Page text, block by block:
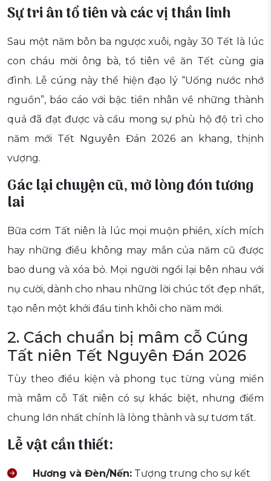
Sự tri ân tổ tiên và các vị thần linh
Sau một năm bôn ba ngược xuôi, ngày 30 Tết là lúc
con cháu mời ông bà, tổ tiên về ăn Tết cùng gia
đình. Lễ cúng này thể hiện đạo lý “Uống nước nhớ
nguồn”, báo cáo với bậc tiền nhân về những thành
quả đã đạt được và cầu mong sự phù hộ độ trì cho
năm mới Tết Nguyên Đán 2026 an khang, thịnh
vượng.
Gác lại chuyện cũ, mở lòng đón tương
lai
Bữa cơm Tất niên là lúc mọi muộn phiền, xích mích
hay những điều không may mắn của năm cũ được
bao dung và xóa bỏ. Mọi người ngồi lại bên nhau với
nụ cười, dành cho nhau những lời chúc tốt đẹp nhất,
tạo nên một khởi đầu tinh khôi cho năm mới.
2. Cách chuẩn bị mâm cỗ Cúng
Tất niên Tết Nguyên Đán 2026
Tùy theo điều kiện và phong tục từng vùng miền
mà mâm cỗ Tất niên có sự khác biệt, nhưng điểm
chung lớn nhất chính là lòng thành và sự tươm tất.
Lễ vật cần thiết:
Hương và Đèn/Nến: Tượng trưng cho sự kết